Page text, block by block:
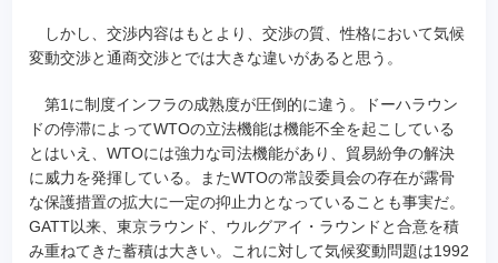
しかし、交渉内容はもとより、交渉の質、性格において気候
変動交渉と通商交渉とでは大きな違いがあると思う。
第1に制度インフラの成熟度が圧倒的に違う。ドーハラウン
ドの停滞によってWTOの立法機能は機能不全を起こしている
とはいえ、WTOには強力な司法機能があり、貿易紛争の解決
に威力を発揮している。またWTOの常設委員会の存在が露骨
な保護措置の拡大に一定の抑止力となっていることも事実だ。
GATT以来、東京ラウンド、ウルグアイ・ラウンドと合意を積
み重ねてきた蓄積は大きい。これに対して気候変動問題は1992